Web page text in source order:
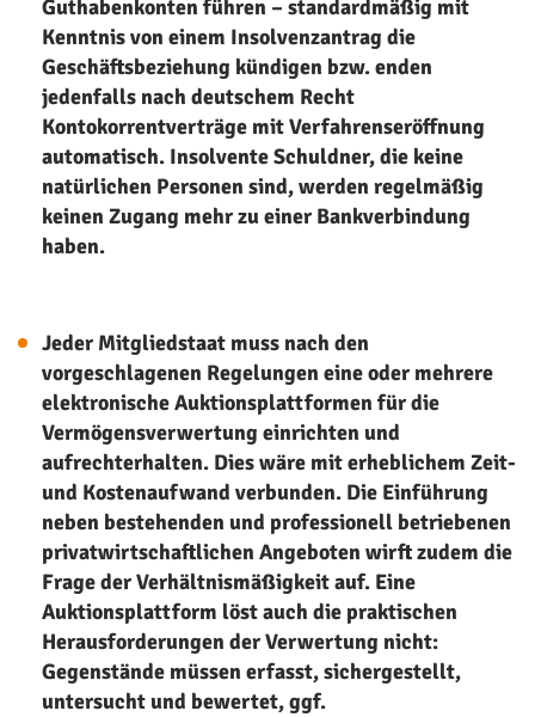
Guthabenkonten führen – standardmäßig mit
Kenntnis von einem Insolvenzantrag die
Geschäftsbeziehung kündigen bzw. enden
jedenfalls nach deutschem Recht
Kontokorrentverträge mit Verfahrenseröffnung
automatisch. Insolvente Schuldner, die keine
natürlichen Personen sind, werden regelmäßig
keinen Zugang mehr zu einer Bankverbindung
haben.
Jeder Mitgliedstaat muss nach den
vorgeschlagenen Regelungen eine oder mehrere
elektronische Auktionsplattformen für die
Vermögensverwertung einrichten und
aufrechterhalten. Dies wäre mit erheblichem Zeit-
und Kostenaufwand verbunden. Die Einführung
neben bestehenden und professionell betriebenen
privatwirtschaftlichen Angeboten wirft zudem die
Frage der Verhältnismäßigkeit auf. Eine
Auktionsplattform löst auch die praktischen
Herausforderungen der Verwertung nicht:
Gegenstände müssen erfasst, sichergestellt,
untersucht und bewertet, ggf.